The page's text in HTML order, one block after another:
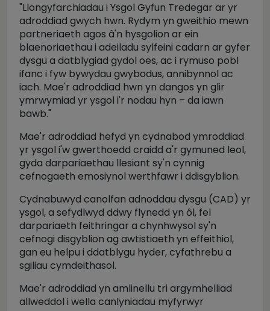
"Llongyfarchiadau i Ysgol Gyfun Tredegar ar yr
adroddiad gwych hwn. Rydym yn gweithio mewn
partneriaeth agos â'n hysgolion ar ein
blaenoriaethau i adeiladu sylfeini cadarn ar gyfer
dysgu a datblygiad gydol oes, ac i rymuso pobl
ifanc i fyw bywydau gwybodus, annibynnol ac
iach. Mae'r adroddiad hwn yn dangos yn glir
ymrwymiad yr ysgol i'r nodau hyn – da iawn
bawb."
Mae'r adroddiad hefyd yn cydnabod ymroddiad
yr ysgol i'w gwerthoedd craidd a'r gymuned leol,
gyda darpariaethau llesiant sy'n cynnig
cefnogaeth emosiynol werthfawr i ddisgyblion.
Cydnabuwyd canolfan adnoddau dysgu (CAD) yr
ysgol, a sefydlwyd ddwy flynedd yn ôl, fel
darpariaeth feithringar a chynhwysol sy'n
cefnogi disgyblion ag awtistiaeth yn effeithiol,
gan eu helpu i ddatblygu hyder, cyfathrebu a
sgiliau cymdeithasol.
Mae'r adroddiad yn amlinellu tri argymhelliad
allweddol i wella canlyniadau myfyrwyr